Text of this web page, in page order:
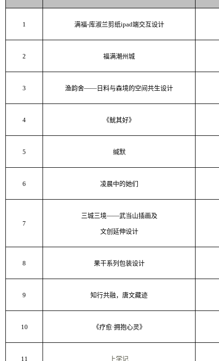
1 满福-库淑兰剪纸ipad端交互设计
2 福满潮州城
3 渔韵舍——日料与森境的空间共生设计
4 《鱿其好》
5 缄默
6 凌晨中的她们
7
三城三境——武当山插画及
文创延伸设计
8 果干系列包装设计
9 知行共融，唐文藏迹
10 《疗愈·拥抱心灵》
11 上学记